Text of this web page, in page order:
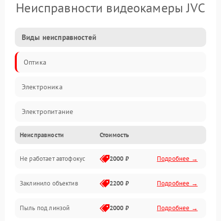
Неисправности видеокамеры JVC
Виды неисправностей
Оптика
Электроника
Электропитание
Видео
Хранение данных
Программное обеспечение
Механические повреждения
Неисправности Стоимость
Не работает автофокус 2000 ₽ Подробнее →
Заклинило объектив 2200 ₽ Подробнее →
Пыль под линзой 2000 ₽ Подробнее →